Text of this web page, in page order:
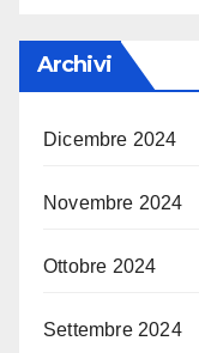
Archivi
Dicembre 2024
Novembre 2024
Ottobre 2024
Settembre 2024